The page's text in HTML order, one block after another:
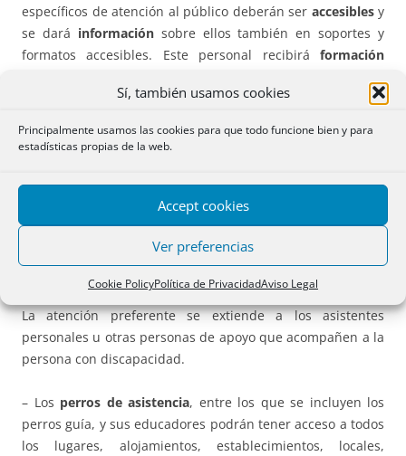
Sí, también usamos cookies
Principalmente usamos las cookies para que todo funcione bien y para
estadísticas propias de la web.
Accept cookies
Ver preferencias
Cookie PolicyPolítica de PrivacidadAviso Legal
específicos de atención al público deberán ser accesiblesy
se dará informaciónsobre ellos también en soportes y
formatos accesibles. Este personal recibirá formación
personas con discapacidad y a la utilización de los
asistencias intensosdisfrutarán, en el acceso y utilización
de bienes y servicios a disposición del público, de una
atención preferentesiempre que así lo soliciten sin que
ello suponga un sobrecoste para dichas personas. Esta
servicios de concurrencia pública que impliquen
La atención preferente se extiende a los asistentes
personales u otras personas de apoyo que acompañen a la
persona con discapacidad.
– Los perros de asistencia, entre los que se incluyen los
perros guía, y sus educadores podrán tener acceso a todos
los lugares, alojamientos, establecimientos, locales,